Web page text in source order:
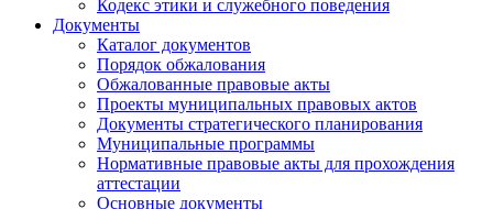
Кодекс этики и служебного поведения
Документы
Каталог документов
Порядок обжалования
Обжалованные правовые акты
Проекты муниципальных правовых актов
Документы стратегического планирования
Муниципальные программы
Нормативные правовые акты для прохождения
аттестации
Основные документы